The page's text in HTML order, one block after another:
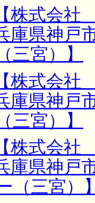
株式会
庫県神戸
三宮）】
株式会
庫県神戸
三宮）】
株式会
庫県神戸
（三宮）